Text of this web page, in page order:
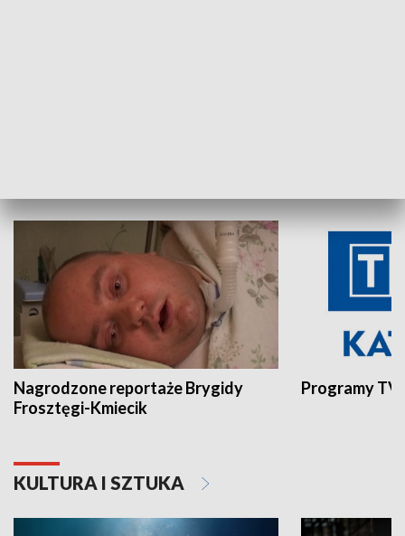
Nagrodzone reportaże Brygidy
Frosztęgi-Kmiecik
Programy
KULTURA I SZTUKA